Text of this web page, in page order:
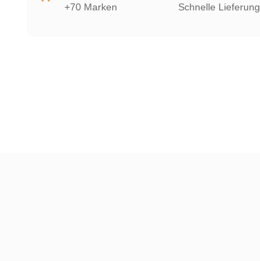
+70 Marken Schnelle Lieferung